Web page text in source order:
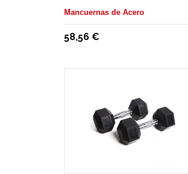
Mancuernas de Acero
58,56 €